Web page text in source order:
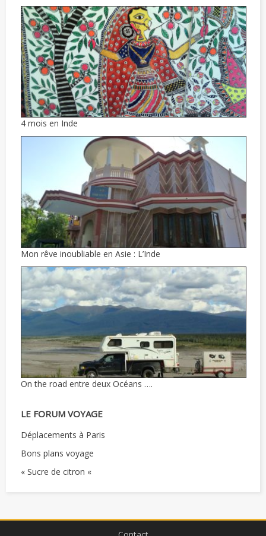
4 mois en Inde
Mon rêve inoubliable en Asie : L’Inde
On the road entre deux Océans ….
LE FORUM VOYAGE
Déplacements à Paris
Bons plans voyage
« Sucre de citron «